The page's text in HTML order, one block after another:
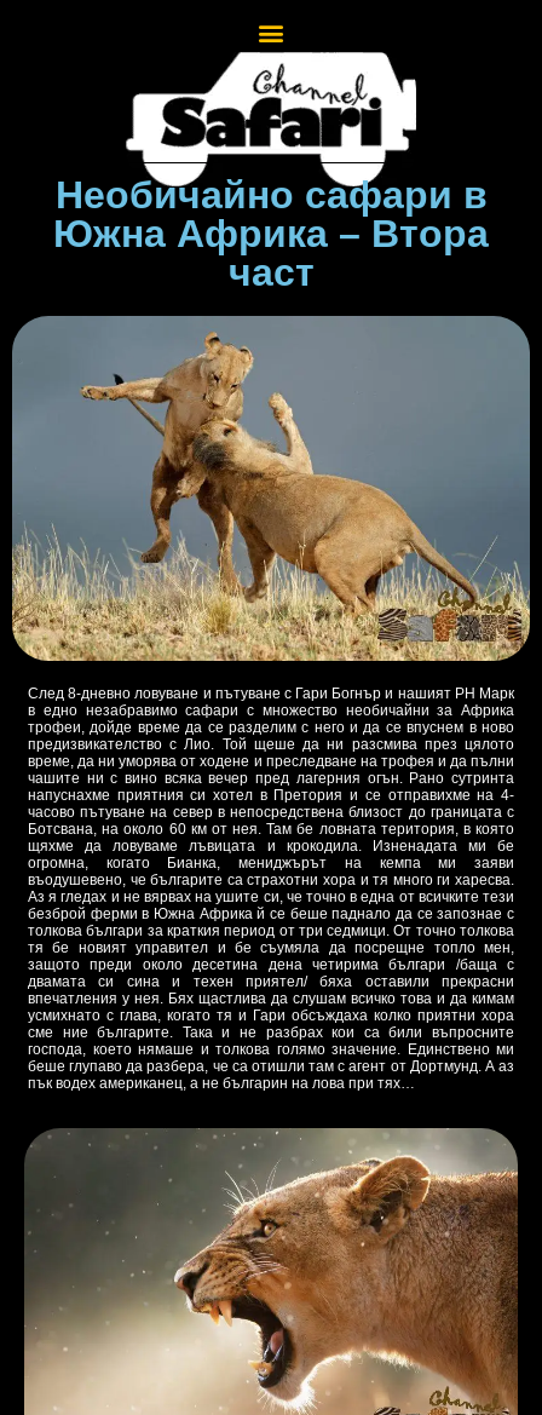
Необичайно сафари в
Южна Африка – Втора
част
След 8-дневно ловуване и пътуване с Гари Богнър и нашият РН Марк
в едно незабравимо сафари с множество необичайни за Африка
трофеи, дойде време да се разделим с него и да се впуснем в ново
предизвикателство с Лио. Той щеше да ни разсмива през цялото
време, да ни уморява от ходене и преследване на трофея и да пълни
чашите ни с вино всяка вечер пред лагерния огън. Рано сутринта
напуснахме приятния си хотел в Претория и се отправихме на 4-
часово пътуване на север в непосредствена близост до границата с
Ботсвана, на около 60 км от нея. Там бе ловната територия, в която
щяхме да ловуваме лъвицата и крокодила. Изненадата ми бе
огромна, когато Бианка, мениджърът на кемпа ми заяви
въодушевено, че българите са страхотни хора и тя много ги харесва.
Аз я гледах и не вярвах на ушите си, че точно в една от всичките тези
безброй ферми в Южна Африка й се беше паднало да се запознае с
толкова българи за краткия период от три седмици. От точно толкова
тя бе новият управител и бе съумяла да посрещне топло мен,
защото преди около десетина дена четирима българи /баща с
двамата си сина и техен приятел/ бяха оставили прекрасни
впечатления у нея. Бях щастлива да слушам всичко това и да кимам
усмихнато с глава, когато тя и Гари обсъждаха колко приятни хора
сме ние българите. Така и не разбрах кои са били въпросните
господа, което нямаше и толкова голямо значение. Единствено ми
беше глупаво да разбера, че са отишли там с агент от Дортмунд. А аз
пък водех американец, а не българин на лова при тях…